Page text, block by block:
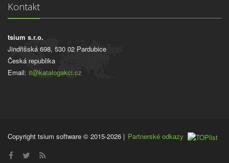
Kontakt
tsium s.r.o.
Jindřišská 698, 530 02 Pardubice
Česká republika
Email: it@katalogakci.cz
Copyright tsium software © 2015-2026 | Partnerské odkazy